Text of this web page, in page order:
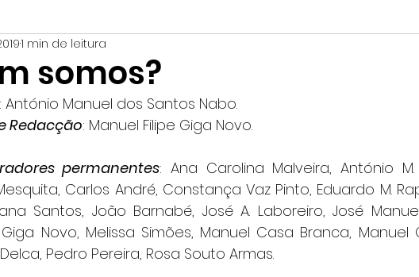
somos?
1 min de leitura
: António Manuel dos Santos Nabo.
Redacção: Manuel Filipe Giga Novo.
permanentes: Ana Carolina Malveira, António
Carlos André, Constança Vaz Pinto, Eduardo M.
Santos, João Barnabé, José A. Laboreiro, José
Giga Novo, Melissa Simões, Manuel Casa Branca, Manuel
Pedro Pereira, Rosa Souto Armas.